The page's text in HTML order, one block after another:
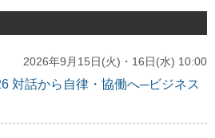
2026年9月15日(火)・16日(水) 10:00
対話から自律・協働へ─ビジネス